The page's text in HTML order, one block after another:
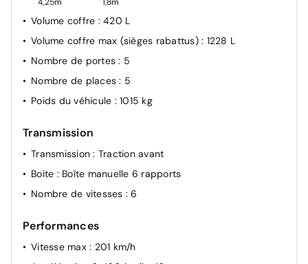
4,25m 1,8m
Volume coffre : 420 L
Volume coffre max (sièges rabattus) : 1228 L
Nombre de portes: 5
Nombre de places: 5
Poids du véhicule : 1015 kg
Transmission
Transmission: Traction avant
Boite : Boîte manuelle 6 rapports
Nombre de vitesses : 6
Performances
Vitesse max : 201 km/h